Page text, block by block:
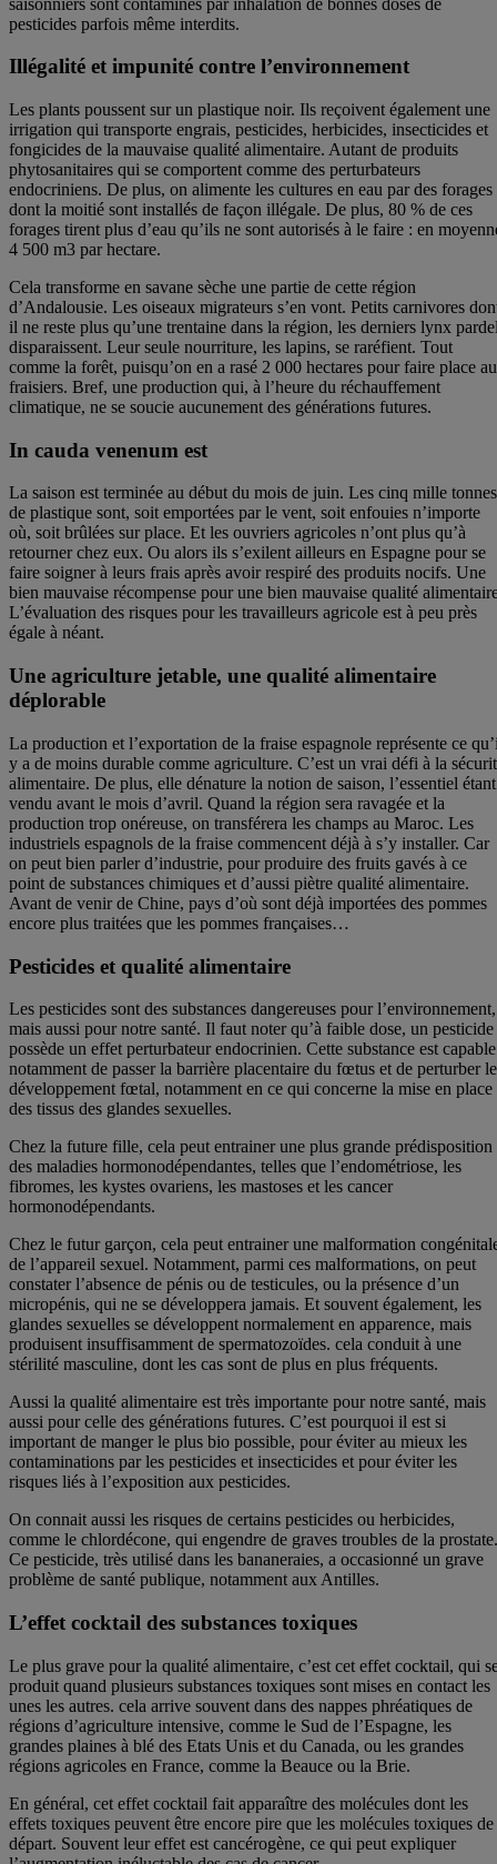
pesticides parfois même interdits.
Illégalité et impunité contre l’environnement
Les plants poussent sur un plastique noir. Ils reçoivent également une
irrigation qui transporte engrais, pesticides, herbicides, insecticides et
fongicides de la mauvaise qualité alimentaire. Autant de produits
phytosanitaires qui se comportent comme des perturbateurs
endocriniens. De plus, on alimente les cultures en eau par des forages
dont la moitié sont installés de façon illégale. De plus, 80 % de ces
forages tirent plus d’eau qu’ils ne sont autorisés à le faire : en
4 500 m3 par hectare.
Cela transforme en savane sèche une partie de cette région
d’Andalousie. Les oiseaux migrateurs s’en vont. Petits carnivores
il ne reste plus qu’une trentaine dans la région, les derniers lynx
disparaissent. Leur seule nourriture, les lapins, se raréfient. Tout
comme la forêt, puisqu’on en a rasé 2 000 hectares pour faire place
fraisiers. Bref, une production qui, à l’heure du réchauffement
climatique, ne se soucie aucunement des générations futures.
In cauda venenum est
La saison est terminée au début du mois de juin. Les cinq mille tonnes
de plastique sont, soit emportées par le vent, soit enfouies n’importe
où, soit brûlées sur place. Et les ouvriers agricoles n’ont plus qu’à
retourner chez eux. Ou alors ils s’exilent ailleurs en Espagne pour se
faire soigner à leurs frais après avoir respiré des produits nocifs. Une
bien mauvaise récompense pour une bien mauvaise qualité
L’évaluation des risques pour les travailleurs agricole est à peu près
égale à néant.
Une agriculture jetable, une qualité alimentaire
déplorable
La production et l’exportation de la fraise espagnole représente ce
y a de moins durable comme agriculture. C’est un vrai défi à la
alimentaire. De plus, elle dénature la notion de saison, l’essentiel étant
vendu avant le mois d’avril. Quand la région sera ravagée et la
production trop onéreuse, on transférera les champs au Maroc. Les
industriels espagnols de la fraise commencent déjà à s’y installer. Car
on peut bien parler d’industrie, pour produire des fruits gavés à ce
point de substances chimiques et d’aussi piètre qualité alimentaire.
Avant de venir de Chine, pays d’où sont déjà importées des pommes
encore plus traitées que les pommes françaises…
Pesticides et qualité alimentaire
Les pesticides sont des substances dangereuses pour l’environnement,
mais aussi pour notre santé. Il faut noter qu’à faible dose, un pesticide
possède un effet perturbateur endocrinien. Cette substance est capable
notamment de passer la barrière placentaire du fœtus et de perturber le
développement fœtal, notamment en ce qui concerne la mise en place
des tissus des glandes sexuelles.
Chez la future fille, cela peut entrainer une plus grande prédisposition
des maladies hormonodépendantes, telles que l’endométriose, les
fibromes, les kystes ovariens, les mastoses et les cancer
hormonodépendants.
Chez le futur garçon, cela peut entrainer une malformation
de l’appareil sexuel. Notamment, parmi ces malformations, on peut
constater l’absence de pénis ou de testicules, ou la présence d’un
micropénis, qui ne se développera jamais. Et souvent également, les
glandes sexuelles se développent normalement en apparence, mais
produisent insuffisamment de spermatozoïdes. cela conduit à une
stérilité masculine, dont les cas sont de plus en plus fréquents.
Aussi la qualité alimentaire est très importante pour notre santé, mais
aussi pour celle des générations futures. C’est pourquoi il est si
important de manger le plus bio possible, pour éviter au mieux les
contaminations par les pesticides et insecticides et pour éviter les
risques liés à l’exposition aux pesticides.
On connait aussi les risques de certains pesticides ou herbicides,
comme le chlordécone, qui engendre de graves troubles de la prostate.
Ce pesticide, très utilisé dans les bananeraies, a occasionné un grave
problème de santé publique, notamment aux Antilles.
L’effet cocktail des substances toxiques
Le plus grave pour la qualité alimentaire, c’est cet effet cocktail, qui
produit quand plusieurs substances toxiques sont mises en contact les
unes les autres. cela arrive souvent dans des nappes phréatiques de
régions d’agriculture intensive, comme le Sud de l’Espagne, les
grandes plaines à blé des Etats Unis et du Canada, ou les grandes
régions agricoles en France, comme la Beauce ou la Brie.
En général, cet effet cocktail fait apparaître des molécules dont les
effets toxiques peuvent être encore pire que les molécules toxiques de
départ. Souvent leur effet est cancérogène, ce qui peut expliquer